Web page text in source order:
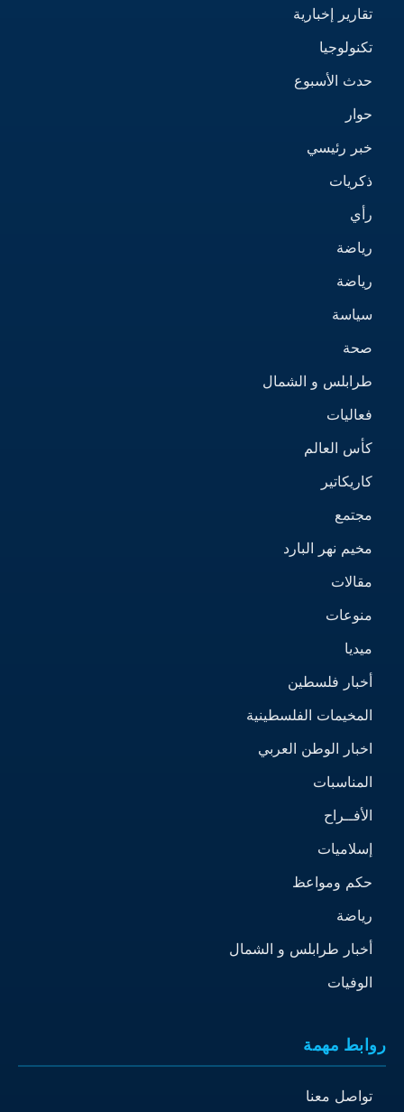
تقارير إخبارية
تكنولوجيا
حدث الأسبوع
حوار
خبر رئيسي
ذكريات
رأي
رياضة
رياضة
سياسة
صحة
طرابلس و الشمال
فعاليات
كأس العالم
كاريكاتير
مجتمع
مخيم نهر البارد
مقالات
منوعات
ميديا
أخبار فلسطين
المخيمات الفلسطينية
اخبار الوطن العربي
المناسبات
الأفــراح
إسلاميات
حكم ومواعظ
رياضة
أخبار طرابلس و الشمال
الوفيات
روابط مهمة
تواصل معنا